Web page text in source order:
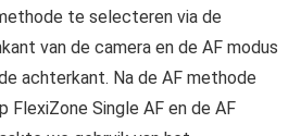
te selecteren via de
van de camera en de AF modus
achterkant. Na de AF methode
FlexiZone Single AF en de AF